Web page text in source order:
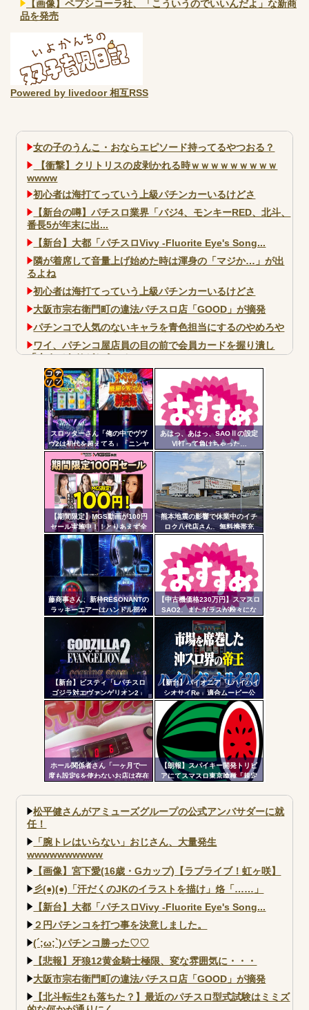
【画像】ペプシコーラ社、「こういうのでいいんだよ」な新商
品を発売
Powered by livedoor 相互RSS
女の子のうんこ・おならエピソード持ってるやつおる？
【衝撃】クリトリスの皮剥かれる時ｗｗｗｗｗｗｗｗｗ
wwww
初心者は海打てっていう上級パチンカーいるけどさ
【新台の噂】パチスロ業界「バジ4、モンキーRED、北斗、
番長5が年末に出...
【新台】大都「パチスロVivy -Fluorite Eye's Song...
隣が着席して音量上げ始めた時は渾身の「マジか…」が出
るよね
初心者は海打てっていう上級パチンカーいるけどさ
大阪市宗右衛門町の違法パチスロ店「GOOD」が摘発
パチンコで人気のないキャラを青色担当にするのやめろや
ワイ、パチンコ屋店員の目の前で会員カードを握り潰し
「今までありがとう」と...
無職のパチンコカス(22)なんやが、ワイの人生どれくらい
ヤバいか教えて？...
AngelBeats!とかいうクソアニメの思い出ｗｗｗ
Powered by livedoor 相互RSS
スロッターさん「俺の中でヴヴ
ヴ2は初代を超えてる」「ニンヤ
メで状況が一変するのも良いス
パイスになってる」
あはっ、あはっ、SAOⅡの設定
Ⅵ打って負けちゃった…
【期間限定】MGS動画が100円
セール実施中！！とりあえず全
部買うやろｗｗｗｗｗ
熊本地震の影響で休業中のイチ
ロク八代店さん、無料携帯充
電・24時間の仮設トイレ解放・
飲料水の無料配布を開始
藤商事さん、新枠RESONANTの
ラッキーエアーはハンドル部分
い模様。ヅラに配慮したか？
【中古機価格230万円】スマスロ
SAO2、またガラスが粉々にな
る…
【新台】ビスティ「Lパチスロ
ゴジラ対エヴァンゲリオン2」
PV第一弾公開！Gの衝撃再
来！！！
【新台】パイオニア「Lハイハイ
シオサイRe」適合ムービー公
開！沖スロ界の帝王がスマスロ
ATで復活
ホール関係者さん「一ヶ月で一
度も設定6を使わないお店は存在
事がない店長も存在しないと思
う」←これガチ?！
【朗報】スパイキー開発トリビ
アにてスマスロ東京喰種「規定
入率」が公開される。100G・
200G以内に到達で裏AT突入が優
遇
コテ
リン
- 固
ンク
自動
更新
ツー
ル
松平健さんがアミューズグループの公式アンバサダーに就
任！
「腕トレはいらない」おじさん、大量発生
wwwwwwwwww
【画像】宮下愛(16歳・Gカップ)【ラブライブ！虹ヶ咲】
彡(●)(●)「汗だくのJKのイラストを描け」烙「……」
【新台】大都「パチスロVivy -Fluorite Eye's Song...
２円パチンコを打つ事を決意しました。
(´;ω;`)パチンコ勝った♡♡
【悲報】牙狼12黄金騎士極限、変な雰囲気に・・・
大阪市宗右衛門町の違法パチスロ店「GOOD」が摘発
【北斗転生2も落ちた？】最近のパチスロ型式試験はミミズ